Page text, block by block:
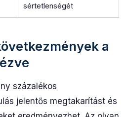
sértetlenségét
a
százalékos
jelentős megtakarítást és